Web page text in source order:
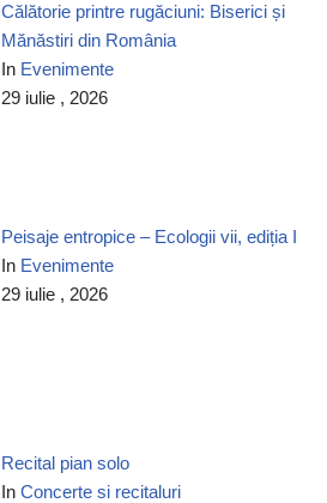
Călătorie printre rugăciuni: Biserici și
Mănăstiri din România
In Evenimente
29 iulie , 2026
Peisaje entropice – Ecologii vii, ediția I
In Evenimente
29 iulie , 2026
Recital pian solo
InConcerte si recitaluri